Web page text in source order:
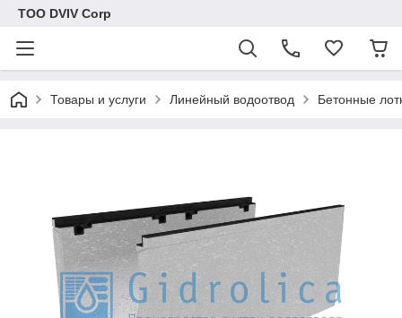
ТОО DVIV Corp
Товары и услуги Линейный водоотвод Бетонные